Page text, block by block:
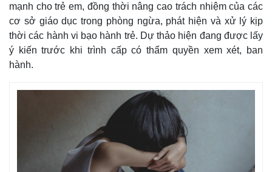
Multimedia
Video
Ảnh
E-Magazine
Infographic
mạnh cho trẻ em, đồng thời nâng cao trách nhiệm của các
cơ sở giáo dục trong phòng ngừa, phát hiện và xử lý kịp
thời các hành vi bạo hành trẻ. Dự thảo hiện đang được lấy
ý kiến trước khi trình cấp có thẩm quyền xem xét, ban
hành.